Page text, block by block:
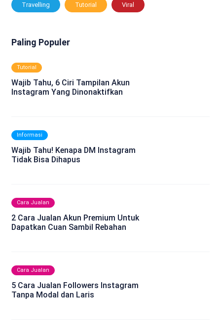
Travelling Tutorial Viral
Paling Populer
Tutorial
Wajib Tahu, 6 Ciri Tampilan Akun
Instagram Yang Dinonaktifkan
Informasi
Wajib Tahu! Kenapa DM Instagram
Tidak Bisa Dihapus
Cara Jualan
2 Cara Jualan Akun Premium Untuk
Dapatkan Cuan Sambil Rebahan
Cara Jualan
5 Cara Jualan Followers Instagram
Tanpa Modal dan Laris